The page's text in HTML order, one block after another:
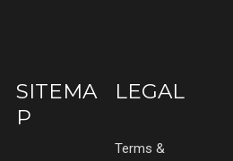
SITEMA
P
LEGAL
Terms &